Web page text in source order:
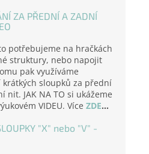
ZA PŘEDNÍ A ZADNÍ
potřebujeme na hračkách
struktury, nebo napojit
pak využíváme
krátkých sloupků za přední
nit. JAK NA TO si ukážeme
VIDEU. Více ZDE...
"X" nebo "V" -